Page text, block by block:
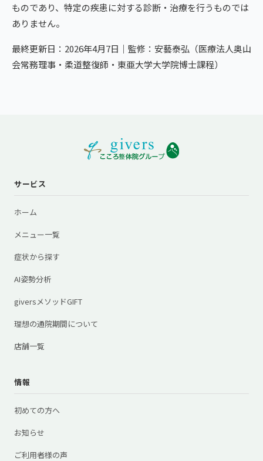
ものであり、特定の疾患に対する診断・治療を行うものでは
ありません。
最終更新日：2026年4月7日｜監修：安藝泰弘（医療法人奥山
会常務理事・柔道整復師・東亜大学大学院博士課程）
サービス
ホーム
メニュー一覧
症状から探す
AI姿勢分析
giversメソッドGIFT
理想の通院期間について
店舗一覧
情報
初めての方へ
お知らせ
ご利用者様の声